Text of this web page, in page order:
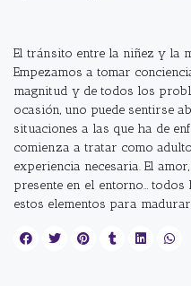
El tránsito entre la niñez y la
Empezamos a tomar
magnitud y de todos los
ocasión, uno puede sentirse
situaciones a las que ha de
comienza a tratar como
experiencia necesaria. El
presente en el entorno…
estos elementos para